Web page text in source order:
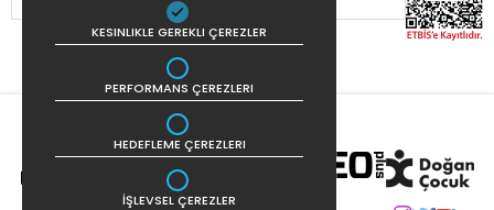
KESINLIKLE GEREKLI ÇEREZLER
PERFORMANS ÇEREZLERI
HEDEFLEME ÇEREZLERI
İŞLEVSEL ÇEREZLER